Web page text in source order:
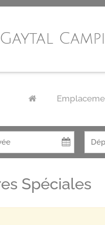
Spéciales